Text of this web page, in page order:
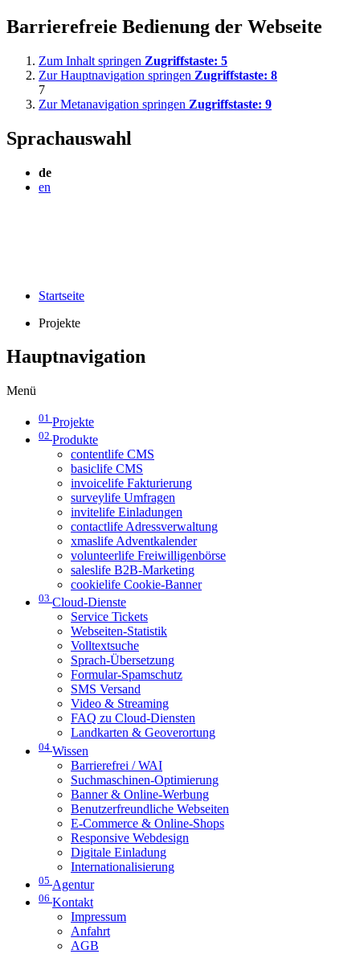
Barrierefreie Bedienung der Webseite
Zum Inhalt springen Zugriffstaste: 5
Zur Hauptnavigation springen Zugriffstaste: 8
7
Zur Metanavigation springen Zugriffstaste: 9
Sprachauswahl
de
en
Startseite
Projekte
Hauptnavigation
Menü
01 Projekte
02 Produkte
contentlife CMS
basiclife CMS
invoicelife Fakturierung
surveylife Umfragen
invitelife Einladungen
contactlife Adressverwaltung
xmaslife Adventkalender
volunteerlife Freiwilligenbörse
saleslife B2B-Marketing
cookielife Cookie-Banner
03 Cloud-Dienste
Service Tickets
Webseiten-Statistik
Volltextsuche
Sprach-Übersetzung
Formular-Spamschutz
SMS Versand
Video & Streaming
FAQ zu Cloud-Diensten
Landkarten & Geoverortung
04 Wissen
Barrierefrei / WAI
Suchmaschinen-Optimierung
Banner & Online-Werbung
Benutzerfreundliche Webseiten
E-Commerce & Online-Shops
Responsive Webdesign
Digitale Einladung
Internationalisierung
05 Agentur
06 Kontakt
Impressum
Anfahrt
AGB